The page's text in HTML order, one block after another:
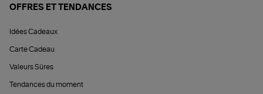
OFFRES ET TENDANCES
Idées Cadeaux
Carte Cadeau
Valeurs Sûres
Tendances du moment